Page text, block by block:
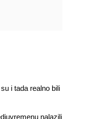
i tada realno bili
nalazili